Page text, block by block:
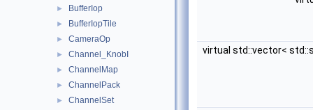
► BufferIop
► BufferIopTile
► CameraOp
► Channel_KnobI
► ChannelMap
► ChannelPack
►
ChannelSet
virtual std::vector<